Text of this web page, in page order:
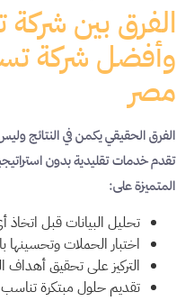
الفرق بين
وأفضل شركة
مصر
الفرق الحقيقي يكمن في النتائج
تقدم خدمات تقليدية بدون
المتميزة على:
تحليل البيانات قبل اتخاذ
اختبار الحملات وتحسينها
التركيز على تحقيق أهداف
تقديم حلول مبتكرة